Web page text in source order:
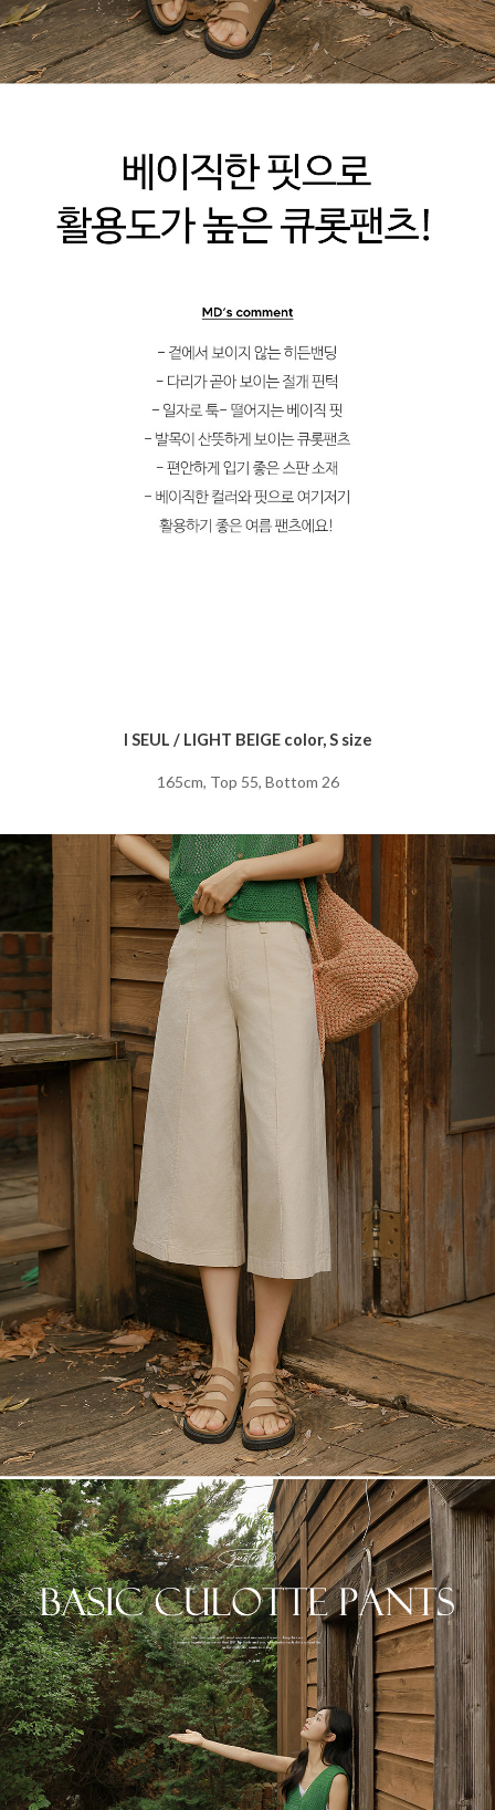
I SEUL / LIGHT BEIGE color, S size
165cm, Top 55, Bottom 26